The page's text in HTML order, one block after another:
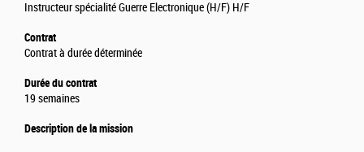
Instructeur spécialité Guerre Electronique (H/F) H/F
Contrat
Contrat à durée déterminée
Durée du contrat
19 semaines
Description de la mission